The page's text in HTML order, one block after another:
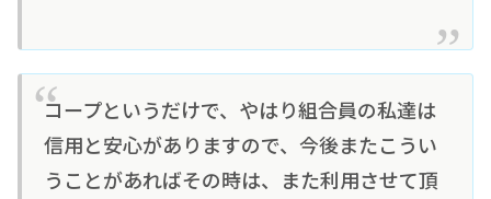
コープというだけで、やはり組合員の私達は
信用と安心がありますので、今後またこうい
うことがあればその時は、また利用させて頂